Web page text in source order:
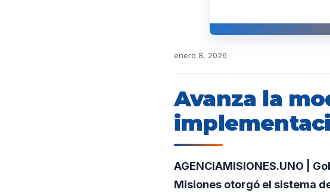
enero 8, 2026
Avanza la
AGENCIAMISIONES.UNO |
Misiones otorgó el sistema